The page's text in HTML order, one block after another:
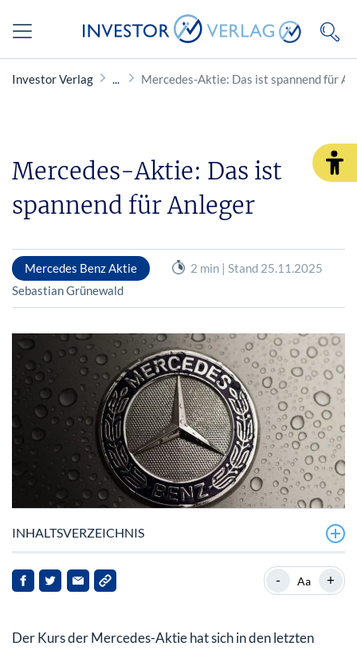
Investor Verlag Mercedes-Aktie: Das ist spannend für
Mercedes-Aktie: Das ist
spannend für Anleger
Mercedes Benz Aktie
2 min | Stand 25.11.2025
Sebastian Grünewald
INHALTSVERZEICHNIS
Mercedes solide in Q3 trotz Umsatz- und
Gewinnrückgang
Übergangsphase?
- Aa +
Der Kurs der Mercedes-Aktie hat sich in den letzten